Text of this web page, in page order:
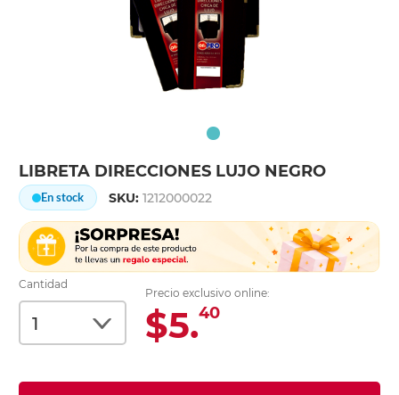
LIBRETA DIRECCIONES LUJO NEGRO
En stock SKU:1212000022
Cantidad
Precio exclusivo online:
$5.40